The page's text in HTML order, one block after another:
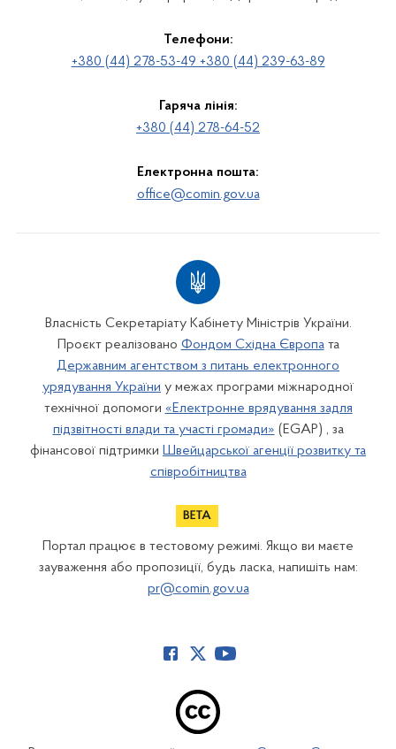
Телефони:
+380 (44) 278-53-49 +380 (44) 239-63-89
Гаряча лінія:
+380 (44) 278-64-52
Електронна пошта:
office@comin.gov.ua
Власність Секретаріату Кабінету Міністрів України.
Проєкт реалізовано Фондом Східна Європата
Державним агентством з питань електронного
урядування України у межах програми міжнародної
технічної допомоги «Електронне врядування задля
підзвітності влади та участі громади» (EGAP) , за
фінансової підтримки Швейцарської агенції розвитку та
співробітництва
Портал працює в тестовому режимі. Якщо ви маєте
зауваження або пропозиції, будь ласка, напишіть нам:
pr@comin.gov.ua